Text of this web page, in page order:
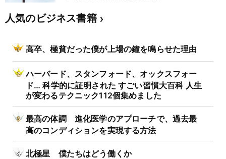
人気のビジネス書籍
高卒、極貧だった僕が上場の鐘を鳴らせた理由
ハーバード、スタンフォード、オックスフォー
ド… 科学的に証明された すごい習慣大百科 人生
が変わるテクニック112個集めました
最高の体調 進化医学のアプローチで、過去最
高のコンディションを実現する方法
北極星 僕たちはどう働くか